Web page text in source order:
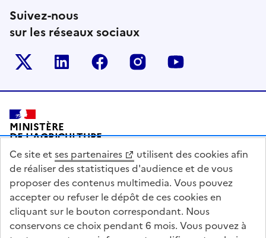
Suivez-nous
sur les réseaux sociaux
Le ministère sur Twitter
Le ministère sur LinkedIn
Le ministère sur Facebook
Le ministère sur
Pied de page
MINISTÈRE
DE L'AGRICULTURE
DE L'AGRO-ALIMENTAIRE
ET DE LA SOUVERAINETÉ
ALIMENTAIRE
legifrance.gouv.fr info.gouv.fr
Ce site et ses partenaires
utilisent des cookies afin
de réaliser des statistiques d'audience et de vous
proposer des contenus multimedia. Vous pouvez
accepter ou refuser le dépôt de ces cookies en
cliquant sur le bouton correspondant. Nous
conservons ce choix pendant 6 mois. Vous pouvez à